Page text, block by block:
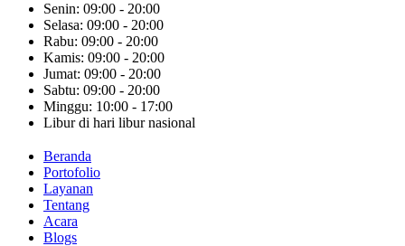
Senin: 09:00 - 20:00
Selasa: 09:00 - 20:00
Rabu: 09:00 - 20:00
Kamis: 09:00 - 20:00
Jumat: 09:00 - 20:00
Sabtu: 09:00 - 20:00
Minggu: 10:00 - 17:00
Libur di hari libur nasional
Beranda
Portofolio
Layanan
Tentang
Acara
Blogs